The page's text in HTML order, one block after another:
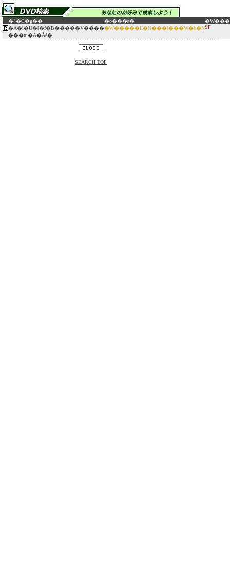
�^�C�g�� �o���ғ�
�A�i�U�[�f�B�����V����
���m�Ȃ�Ăѐ�
�W�����E�N���[���W�b�NSF
SEARCH TOP